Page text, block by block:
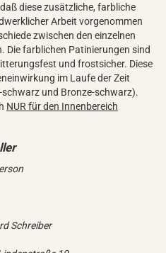
diese zusätzliche, farbliche
Arbeit vorgenommen
zwischen den einzelnen
Die farblichen Patinierungen sind
und frostsicher. Diese
im Laufe der Zeit
und Bronze-schwarz).
NUR für den Innenbereich
Schreiber